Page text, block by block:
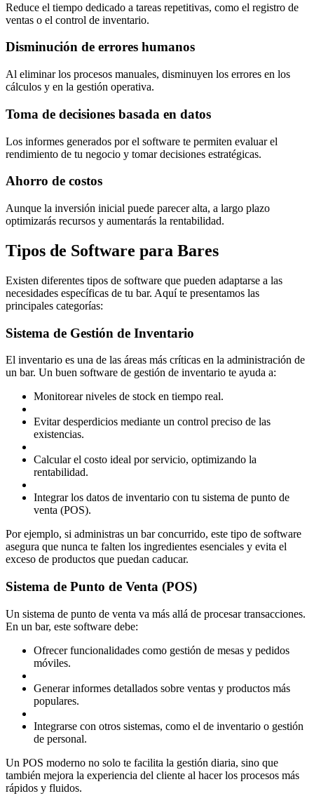
Reduce el tiempo dedicado a tareas repetitivas, como el registro de
ventas o el control de inventario.
Disminución de errores humanos
Al eliminar los procesos manuales, disminuyen los errores en los
cálculos y en la gestión operativa.
Toma de decisiones basada en datos
Los informes generados por el software te permiten evaluar el
rendimiento de tu negocio y tomar decisiones estratégicas.
Ahorro de costos
Aunque la inversión inicial puede parecer alta, a largo plazo
optimizarás recursos y aumentarás la rentabilidad.
Tipos de Software para Bares
Existen diferentes tipos de software que pueden adaptarse a las
necesidades específicas de tu bar. Aquí te presentamos las
principales categorías:
Sistema de Gestión de Inventario
El inventario es una de las áreas más críticas en la administración de
un bar. Un buen software de gestión de inventario te ayuda a:
Monitorear niveles de stock en tiempo real.
Evitar desperdicios mediante un control preciso de las
existencias.
Calcular el costo ideal por servicio, optimizando la
rentabilidad.
Integrar los datos de inventario con tu sistema de punto de
venta (POS).
Por ejemplo, si administras un bar concurrido, este tipo de software
asegura que nunca te falten los ingredientes esenciales y evita el
exceso de productos que puedan caducar.
Sistema de Punto de Venta (POS)
Un sistema de punto de venta va más allá de procesar transacciones.
En un bar, este software debe:
Ofrecer funcionalidades como gestión de mesas y pedidos
móviles.
Generar informes detallados sobre ventas y productos más
populares.
Integrarse con otros sistemas, como el de inventario o gestión
de personal.
Un POS moderno no solo te facilita la gestión diaria, sino que
también mejora la experiencia del cliente al hacer los procesos más
rápidos y fluidos.